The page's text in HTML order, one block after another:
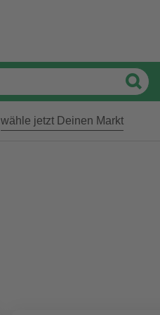
wähle jetzt Deinen Markt